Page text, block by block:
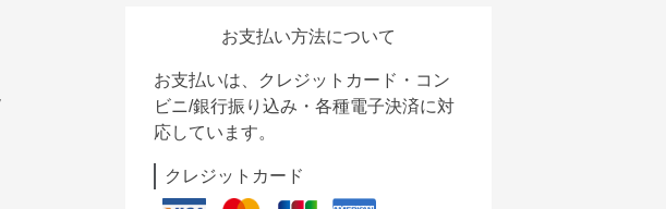
お支払い方法について
お支払いは、クレジットカード・コン
ビニ/銀行振り込み・各種電子決済に対
応しています。
クレジットカード